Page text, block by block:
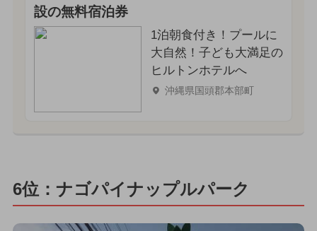
設の無料宿泊券
1泊朝食付き！プールに
大自然！子ども大満足の
ヒルトンホテルへ
沖縄県国頭郡本部町
6位：ナゴパイナップルパーク